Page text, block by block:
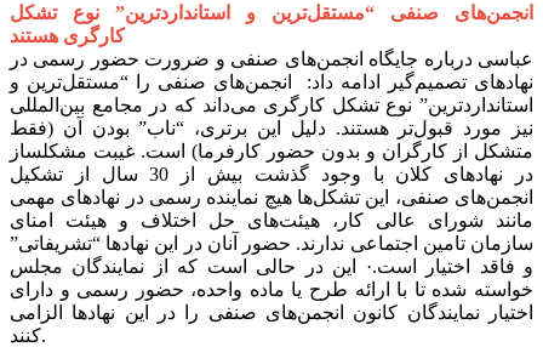
انجمن‌های صنفی “مستقل‌ترین و استانداردترین” نوع تشکل
کارگری هستند
عباسی درباره جایگاه انجمن‌های صنفی و ضرورت حضور رسمی در
نهادهای تصمیم‌گیر ادامه داد: انجمن‌های صنفی را “مستقل‌ترین و
استانداردترین” نوع تشکل کارگری می‌داند که در مجامع بین‌المللی
نیز مورد قبول‌تر هستند. دلیل این برتری، “ناب” بودن آن (فقط
متشکل از کارگران و بدون حضور کارفرما) است. غیبت مشکلساز
در نهادهای کلان با وجود گذشت بیش از 30 سال از تشکیل
انجمن‌های صنفی، این تشکل‌ها هیچ نماینده رسمی در نهادهای مهمی
مانند شورای عالی کار، هیئت‌های حل اختلاف و هیئت امنای
سازمان تامین اجتماعی ندارند. حضور آنان در این نهادها “تشریفاتی”
و فاقد اختیار است.· این در حالی است که از نمایندگان مجلس
خواسته شده تا با ارائه طرح یا ماده واحده، حضور رسمی و دارای
اختیار نمایندگان کانون انجمن‌های صنفی را در این نهادها الزامی
کنند.